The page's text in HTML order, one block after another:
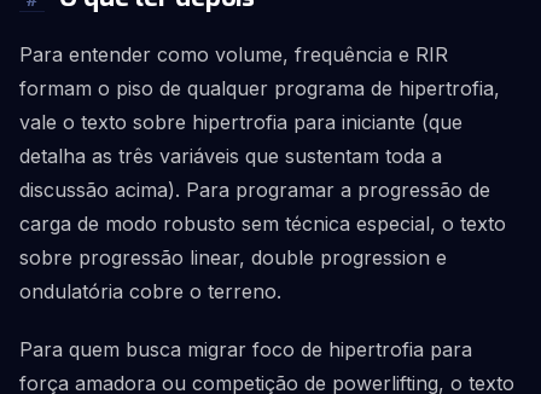
Para entender como volume, frequência e RIR
formam o piso de qualquer programa de hipertrofia,
vale o texto sobre hipertrofia para iniciante (que
detalha as três variáveis que sustentam toda a
discussão acima). Para programar a progressão de
carga de modo robusto sem técnica especial, o texto
sobre progressão linear, double progression e
ondulatória cobre o terreno.
Para quem busca migrar foco de hipertrofia para
força amadora ou competição de powerlifting, o texto